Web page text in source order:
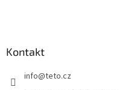
Kontakt
info@teto.cz